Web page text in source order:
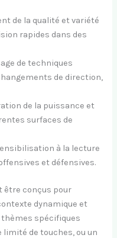
de la qualité et variété
rapides dans des
de techniques
de direction,
de la puissance et
surfaces de
à la lecture
et défensives.
être conçus pour
dynamique et
thèmes spécifiques
de touches, ou un